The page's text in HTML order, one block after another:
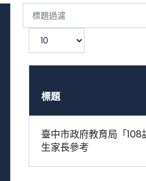
顯
標題
臺中市政府教育局「
生家長參考